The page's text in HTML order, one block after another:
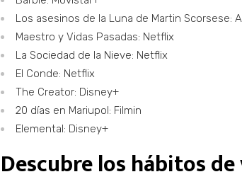
Los asesinos de la Luna de Martin Scorsese:
Maestro y Vidas Pasadas: Netflix
La Sociedad de la Nieve: Netflix
El Conde: Netflix
The Creator: Disney+
20 días en Mariupol: Filmin
Elemental: Disney+
Descubre los hábitos